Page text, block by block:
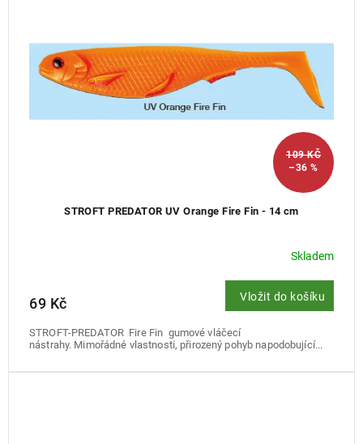
109 KČ
–36 %
STROFT PREDATOR UV Orange Fire Fin - 14 cm
Skladem
69 Kč Vložit do košíku
STROFT-PREDATOR Fire Fin gumové vláčecí
nástrahy. Mimořádné vlastnosti, přirozený pohyb napodobující...